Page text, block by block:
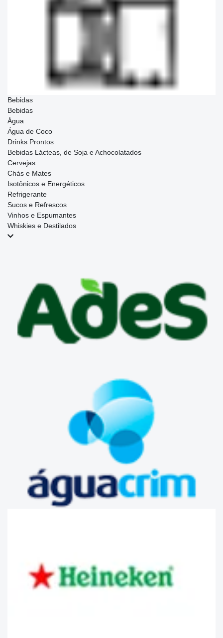
Bebidas
Bebidas
Água
Água de Coco
Drinks Prontos
Bebidas Lácteas, de Soja e Achocolatados
Cervejas
Chás e Mates
Isotônicos e Energéticos
Refrigerante
Sucos e Refrescos
Vinhos e Espumantes
Whiskies e Destilados